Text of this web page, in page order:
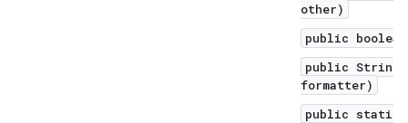
other)
public
public String
formatter)
public static